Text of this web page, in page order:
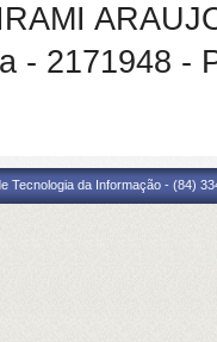
- 2171948 -
Tecnologia da Informação - (84)